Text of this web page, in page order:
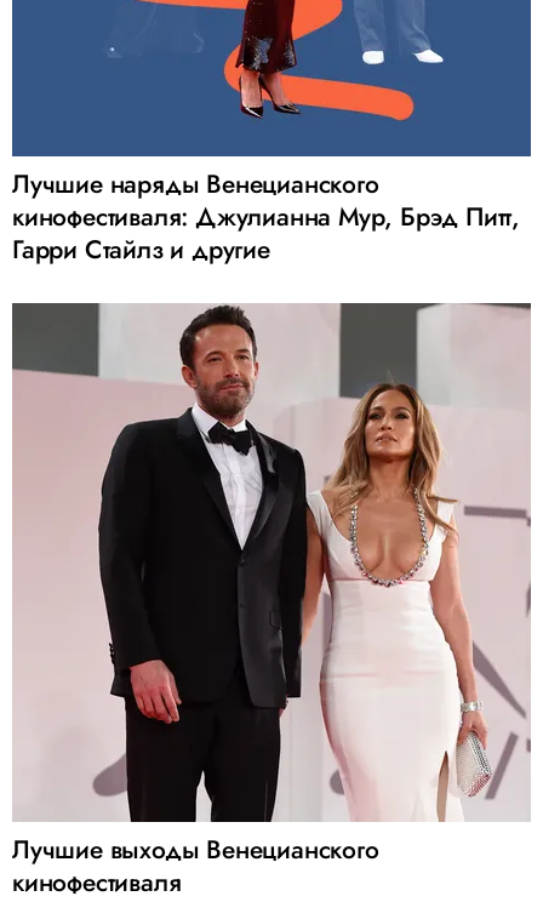
Лучшие наряды Венецианского
кинофестиваля: Джулианна Мур, Брэд Питт,
Гарри Стайлз и другие
Лучшие выходы Венецианского
кинофестиваля